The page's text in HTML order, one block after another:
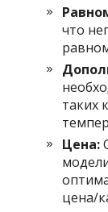
что
таких
Цена:
цена/